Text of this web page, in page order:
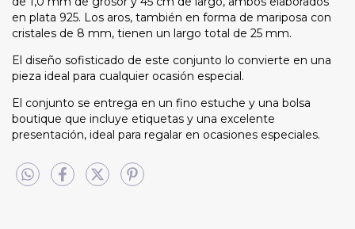
en plata 925. Los aros, también en forma de mariposa con
cristales de 8 mm, tienen un largo total de 25 mm.
El diseño sofisticado de este conjunto lo convierte en una
pieza ideal para cualquier ocasión especial.
El conjunto se entrega en un fino estuche y una bolsa
boutique que incluye etiquetas y una excelente
presentación, ideal para regalar en ocasiones especiales.